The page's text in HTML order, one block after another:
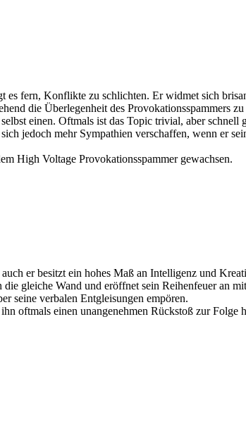
es fern, Konflikte zu schlichten. Er widmet sich
die Überlegenheit des Provokationsspammers
einen. Oftmals ist das Topic trivial, aber schnell
jedoch mehr Sympathien verschaffen, wenn er
High Voltage Provokationsspammer gewachsen.
er besitzt ein hohes Maß an Intelligenz und
gleiche Wand und eröffnet sein Reihenfeuer an
seine verbalen Entgleisungen empören.
oftmals einen unangenehmen Rückstoß zur Folge